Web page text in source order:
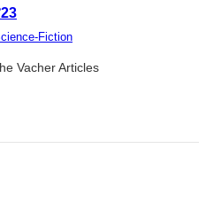
Fiction
Vacher Articles